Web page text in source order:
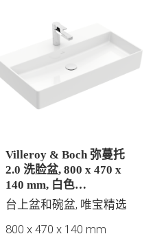
Villeroy & Boch 弥蔓托
2.0 洗脸盆, 800 x 470 x
140 mm, 白色
CeramicPlus | 易洁釉面,
台上盆和碗盆, 唯宝精选
800 x 470 x 140 mm